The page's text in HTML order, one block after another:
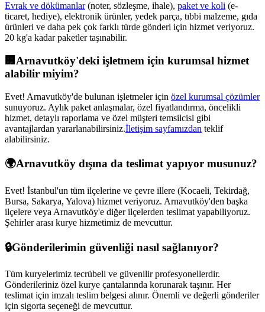
Evrak ve dökümanlar(noter, sözleşme, ihale), paket ve koli (e-
ticaret, hediye), elektronik ürünler, yedek parça, tıbbi malzeme, gıda
ürünleri ve daha pek çok farklı türde gönderi için hizmet veriyoruz.
20 kg'a kadar paketler taşınabilir.
🏢 Arnavutköy'deki işletmem için kurumsal hizmet
alabilir miyim?
Evet! Arnavutköy'de bulunan işletmeler için özel kurumsal çözümler
sunuyoruz. Aylık paket anlaşmalar, özel fiyatlandırma, öncelikli
hizmet, detaylı raporlama ve özel müşteri temsilcisi gibi
avantajlardan yararlanabilirsiniz.İletişim sayfamızdan teklif
alabilirsiniz.
🌍Arnavutköy dışına da teslimat yapıyor musunuz?
Evet! İstanbul'un tüm ilçelerine ve çevre illere (Kocaeli, Tekirdağ,
Bursa, Sakarya, Yalova) hizmet veriyoruz. Arnavutköy'den başka
ilçelere veya Arnavutköy'e diğer ilçelerden teslimat yapabiliyoruz.
Şehirler arası kurye hizmetimiz de mevcuttur.
🔒Gönderilerimin güvenliği nasıl sağlanıyor?
Tüm kuryelerimiz tecrübeli ve güvenilir profesyonellerdir.
Gönderileriniz özel kurye çantalarında korunarak taşınır. Her
teslimat için imzalı teslim belgesi alınır. Önemli ve değerli gönderiler
için sigorta seçeneği de mevcuttur.